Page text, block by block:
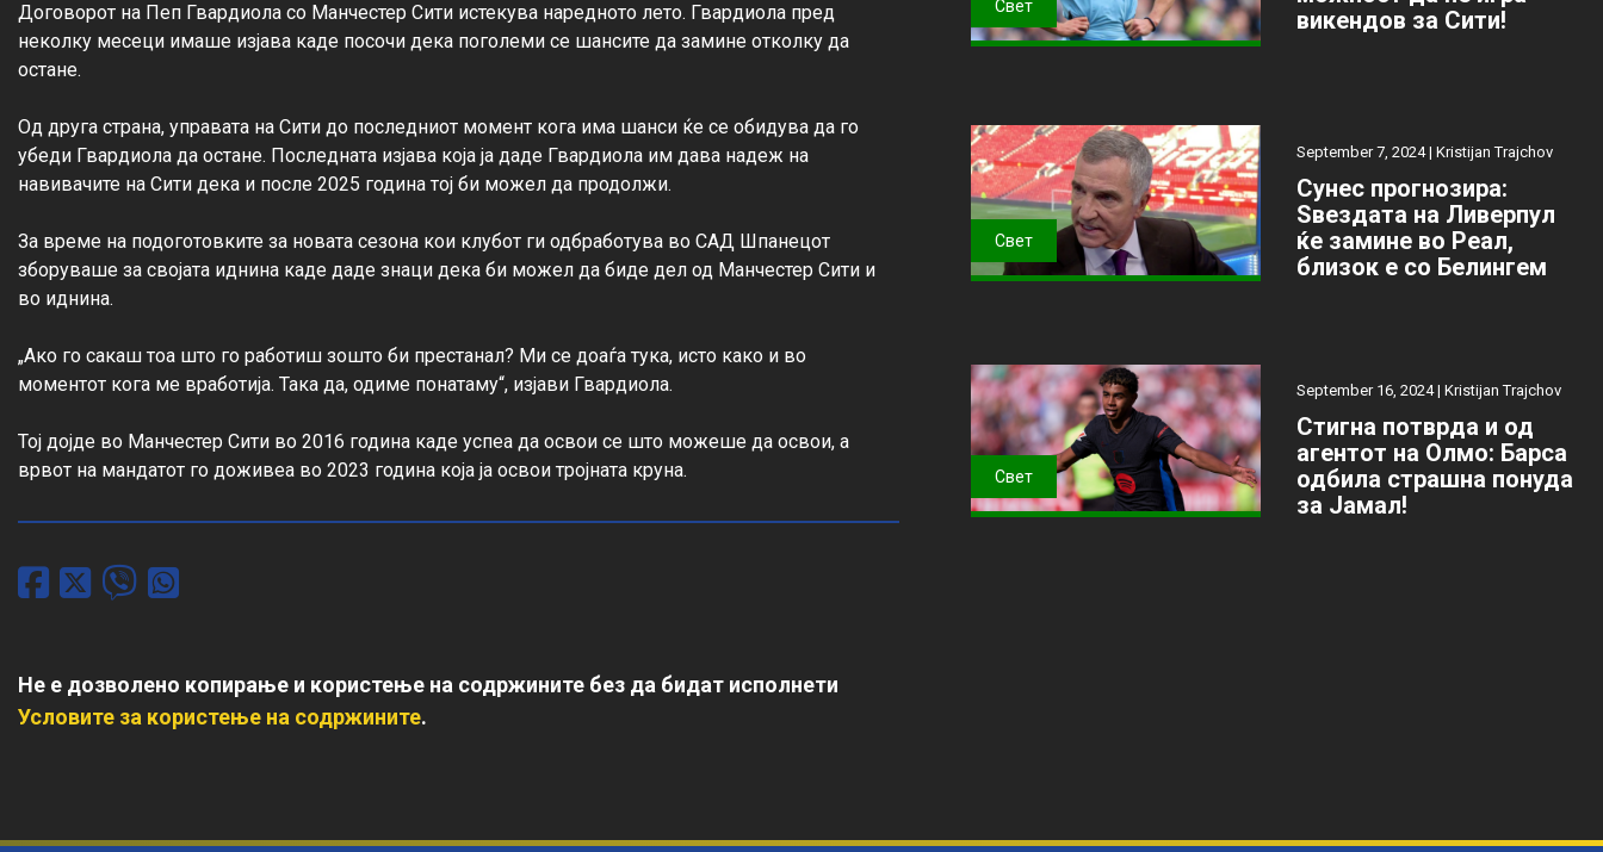
Договорот на Пеп Гвардиола со Манчестер Сити истекува наредното лето. Гвардиола пред
неколку месеци имаше изјава каде посочи дека поголеми се шансите да замине отколку да
остане.
Од друга страна, управата на Сити до последниот момент кога има шанси ќе се обидува да го
убеди Гвардиола да остане. Последната изјава која ја даде Гвардиола им дава надеж на
навивачите на Сити дека и после 2025 година тој би можел да продолжи.
За време на подоготовките за новата сезона кои клубот ги одбработува во САД Шпанецот
зборуваше за својата иднина каде даде знаци дека би можел да биде дел од Манчестер Сити и
во иднина.
„Ако го сакаш тоа што го работиш зошто би престанал? Ми се доаѓа тука, исто како и во
моментот кога ме вработија. Така да, одиме понатаму“, изјави Гвардиола.
Тој дојде во Манчестер Сити во 2016 година каде успеа да освои се што можеше да освои, а
врвот на мандатот го доживеа во 2023 година која ја освои тројната круна.
Не е дозволено копирање и користење на содржините без да бидат исполнети
Условите за користење на содржините.
Свет
викендов за Сити!
Свет
September 7, 2024 | Kristijan Trajchov
Сунес прогнозира:
Ѕвездата на Ливерпул
ќе замине во Реал,
близок е со Белингем
Свет
September 16, 2024 | Kristijan Trajchov
Стигна потврда и од
агентот на Олмо: Барса
одбила страшна понуда
за Јамал!